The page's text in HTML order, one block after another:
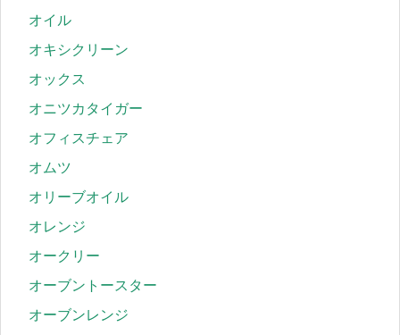
オイル
オキシクリーン
オックス
オニツカタイガー
オフィスチェア
オムツ
オリーブオイル
オレンジ
オークリー
オーブントースター
オーブンレンジ